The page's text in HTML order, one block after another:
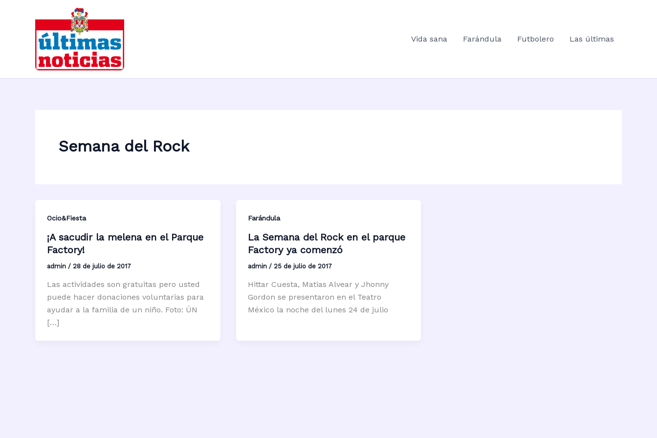
contenido
Vida sana
Farándula Futbolero Las últimas
Semana del Rock
Ocio&Fiesta
¡A sacudir la melena en el Parque
Factory!
admin / 28 de julio de 2017
Las actividades son gratuitas pero usted
puede hacer donaciones voluntarias para
ayudar a la familia de un niño. Foto: ÚN
[…]
Farándula
La Semana del Rock en el parque
Factory ya comenzó
admin / 25 de julio de 2017
Hittar Cuesta, Matias Alvear y Jhonny
Gordon se presentaron en el Teatro
México la noche del lunes 24 de julio